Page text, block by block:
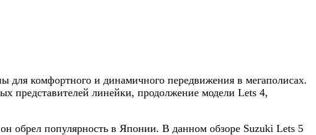
для комфортного и динамичного передвижения в мегаполисах.
представителей линейки, продолжение модели Lets 4,
обрел популярность в Японии. В данном обзоре Suzuki Lets 5